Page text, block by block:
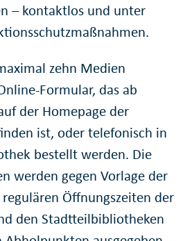
– kontaktlos und unter
zehn Medien
Formular, das ab
der Homepage der
ist, oder telefonisch in
bestellt werden. Die
werden gegen Vorlage der
Öffnungszeiten der
den Stadtteilbibliotheken